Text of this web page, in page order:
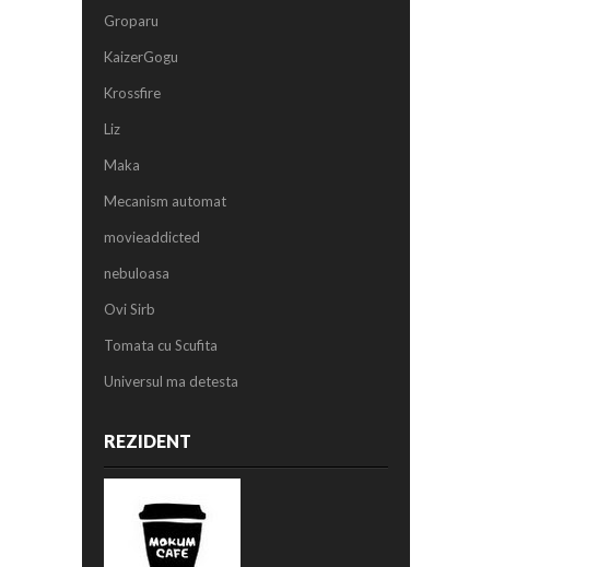
Groparu
KaizerGogu
Krossfire
Liz
Maka
Mecanism automat
movieaddicted
nebuloasa
Ovi Sirb
Tomata cu Scufita
Universul ma detesta
REZIDENT